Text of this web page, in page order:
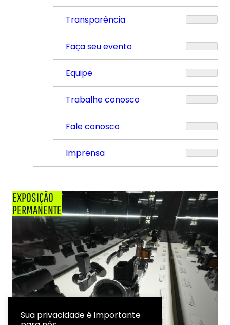
Transparência
Faça seu evento
Equipe
Trabalhe conosco
Fale conosco
Imprensa
EXPOSIÇÃO
PERMANENTE
Sua privacidade é importante